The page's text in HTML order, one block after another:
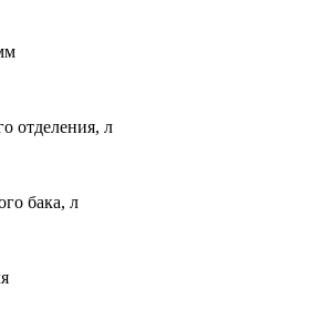
отделения, л
бака, л